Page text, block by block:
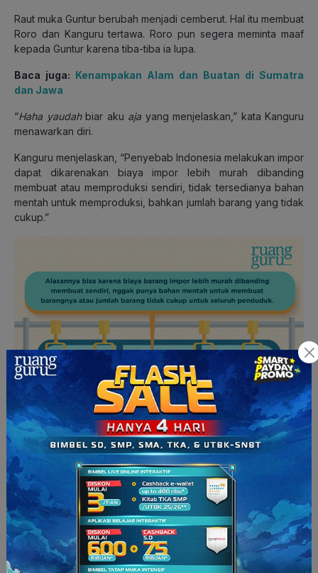
Raut muka Guntur berubah menjadi cemberut. Hal itu membuat
Roro dan Kanguru tertawa. Roro pun segera meminta maaf
kepada Guntur karena tiba-tiba ia lupa.
Baca juga: Kenampakan Alam dan Buatan di Sumatra
dan Jawa
“Haha yaudahbiar aku aja yang menjelaskan,” kata Kanguru
menawarkan diri.
Kanguru menjelaskan, “Penyebab Indonesia melakukan impor
dapat dikarenakan biaya impor lebih murah dibanding
membuat atau memproduksi sendiri, tidak tersedianya bahan
mentah untuk memproduksi, bahkan jumlah barang yang tidak
cukup.”
“Tapi , Indonesia pernahnggak sihmelakukan ekspor? ‘Kan
Indonesia kaya akan sumber daya alam, masa Indonesia
terus-menerus imporsih?” Guntur kembali bertanya.